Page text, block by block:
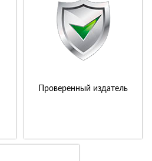
Проверенный издатель